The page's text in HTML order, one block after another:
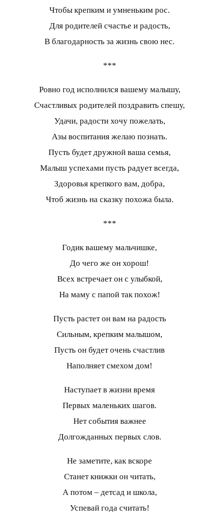
Чтобы крепким и умненьким рос.
Для родителей счастье и радость,
В благодарность за жизнь свою нес.
***
Ровно год исполнился вашему малышу,
Счастливых родителей поздравить спешу,
Удачи, радости хочу пожелать,
Азы воспитания желаю познать.
Пусть будет дружной ваша семья,
Малыш успехами пусть радует всегда,
Здоровья крепкого вам, добра,
Чтоб жизнь на сказку похожа была.
***
Годик вашему мальчишке,
До чего же он хорош!
Всех встречает он с улыбкой,
На маму с папой так похож!
Пусть растет он вам на радость
Сильным, крепким малышом,
Пусть он будет очень счастлив
Наполняет смехом дом!
Наступает в жизни время
Первых маленьких шагов.
Нет события важнее
Долгожданных первых слов.
Не заметите, как вскоре
Станет книжки он читать,
А потом – детсад и школа,
Успевай года считать!